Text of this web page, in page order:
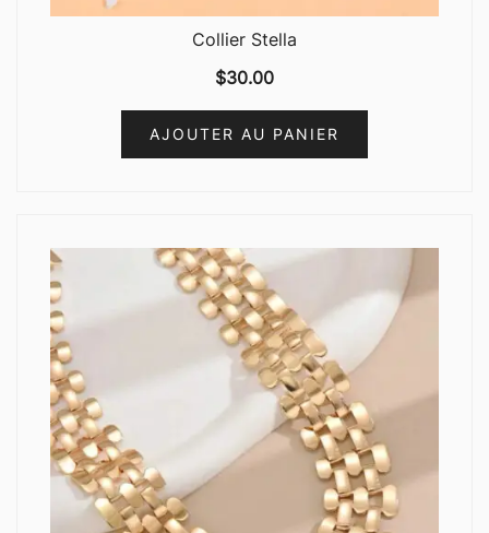
Collier Stella
$30.00
AJOUTER AU PANIER